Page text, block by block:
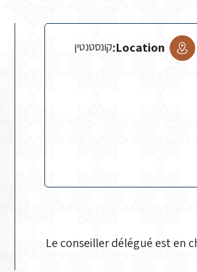
Location: קונסטנטין
Le conseiller délégué est en